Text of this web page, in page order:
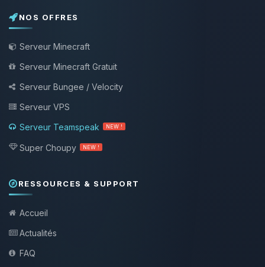
NOS OFFRES
Serveur Minecraft
Serveur Minecraft Gratuit
Serveur Bungee / Velocity
Serveur VPS
Serveur Teamspeak
NEW !
Super Choupy NEW !
RESSOURCES & SUPPORT
Accueil
Actualités
FAQ